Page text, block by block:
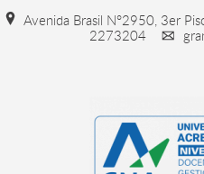
Avenida Brasil N°2950, 3er
2273204